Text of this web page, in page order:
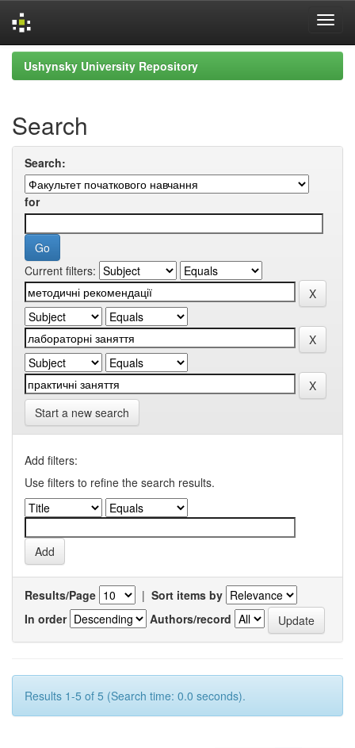
Skip
navigation
Ushynsky University Repository
Search
Search:
for
Current filters:
Start a new search
Add filters:
Use filters to refine the search results.
Results/Page | Sort items by
In order
Authors/record
Results 1-5 of 5 (Search time: 0.0 seconds).